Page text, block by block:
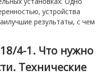
устройства
результаты, с чем
4-1. Что нужно
Технические